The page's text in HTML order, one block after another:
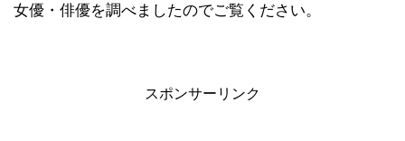
女優・俳優を調べましたのでご覧ください。
スポンサーリンク